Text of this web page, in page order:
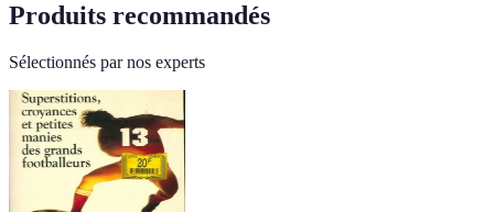
Produits recommandés
Sélectionnés par nos experts